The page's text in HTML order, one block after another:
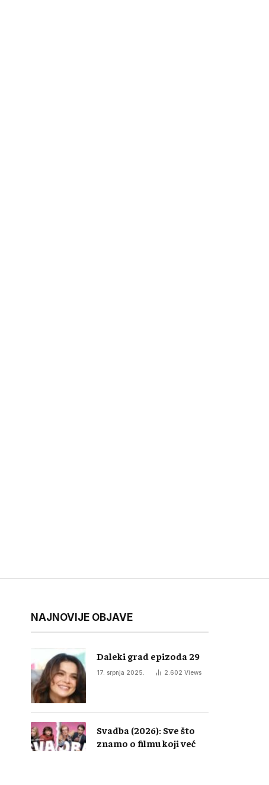
NAJNOVIJE OBJAVE
Daleki grad epizoda 29
17. srpnja 2025. 2.602 Views
Svadba (2026): Sve što
znamo o filmu koji već